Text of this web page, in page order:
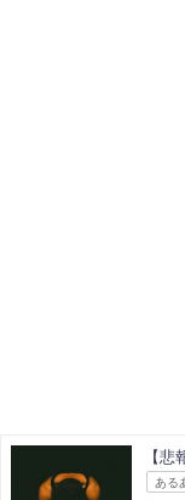
【
ある